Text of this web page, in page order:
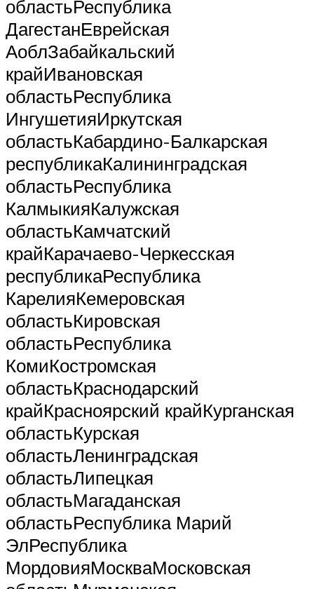
областьРеспублика
ДагестанЕврейская
АоблЗабайкальский
крайИвановская
областьРеспублика
ИнгушетияИркутская
областьКабардино-Балкарская
республикаКалининградская
областьРеспублика
КалмыкияКалужская
областьКамчатский
крайКарачаево-Черкесская
республикаРеспублика
КарелияКемеровская
областьКировская
областьРеспублика
КомиКостромская
областьКраснодарский
крайКрасноярский крайКурганская
областьКурская
областьЛенинградская
областьЛипецкая
областьМагаданская
областьРеспублика Марий
ЭлРеспублика
МордовияМоскваМосковская